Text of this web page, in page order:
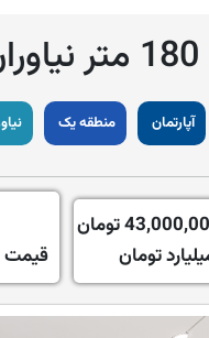
آپارتمان منطقه یک
تومان
تومان
قیمت